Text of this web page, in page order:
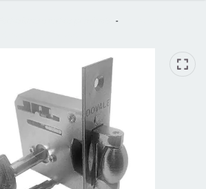
-